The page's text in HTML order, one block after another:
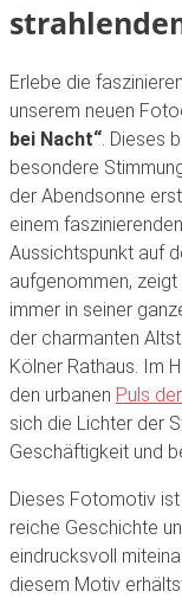
Erlebe die
unserem neuen
bei Nacht“. Dieses
besondere
der Abendsonne
einem
Aussichtspunkt auf
aufgenommen,
immer in seiner
der charmanten
Kölner Rathaus. Im
den urbanen Puls
sich die Lichter der
Geschäftigkeit und
Dieses Fotomotiv
reiche Geschichte
eindrucksvoll
diesem Motiv